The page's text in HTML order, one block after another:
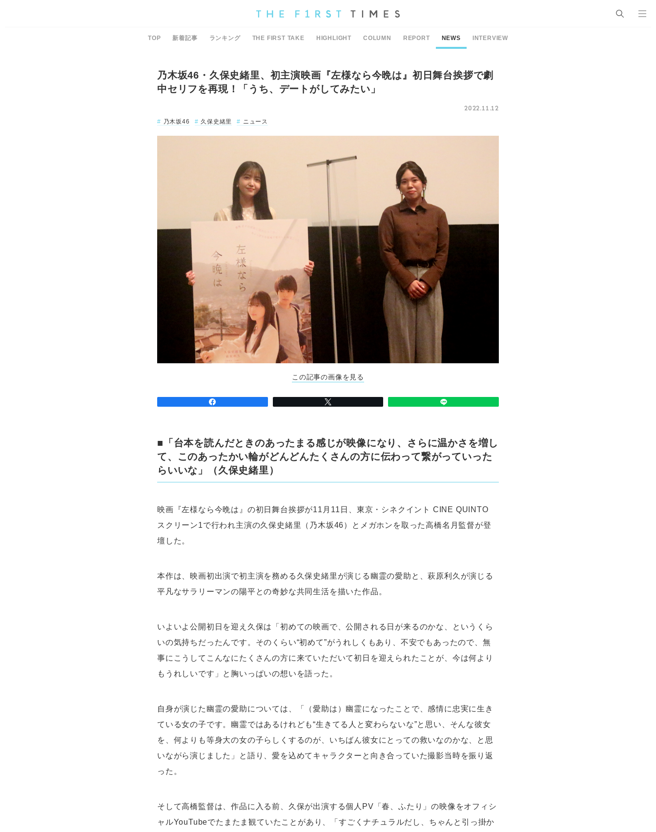
TOP 新着記事 ランキング THE FIRST TAKE HIGHLIGHT COLUMN REPORT NEWS INTERVIEW
乃木坂46・久保史緒里、初主演映画『左様なら今晩は』初日舞台挨拶で劇
中セリフを再現！「うち、デートがしてみたい」
2022.11.12
乃木坂46
久保史緒里 ニュース
この記事の画像を見る
■「台本を読んだときのあったまる感じが映像になり、さらに温かさを増し
て、このあったかい輪がどんどんたくさんの方に伝わって繋がっていった
らいいな」（久保史緒里）
映画『左様なら今晩は』の初日舞台挨拶が11月11日、東京・シネクイント CINE QUINTO
スクリーン1で行われ主演の久保史緒里（乃木坂46）とメガホンを取った高橋名月監督が登
壇した。
本作は、映画初出演で初主演を務める久保史緒里が演じる幽霊の愛助と、萩原利久が演じる
平凡なサラリーマンの陽平との奇妙な共同生活を描いた作品。
いよいよ公開初日を迎え久保は「初めての映画で、公開される日が来るのかな、というくら
いの気持ちだったんです。そのくらい“初めて”がうれしくもあり、不安でもあったので、無
事にこうしてこんなにたくさんの方に来ていただいて初日を迎えられたことが、今は何より
もうれしいです」と胸いっぱいの想いを語った。
自身が演じた幽霊の愛助については、「（愛助は）幽霊になったことで、感情に忠実に生き
ている女の子です。幽霊ではあるけれども“生きてる人と変わらないな”と思い、そんな彼女
を、何よりも等身大の女の子らしくするのが、いちばん彼女にとっての救いなのかな、と思
いながら演じました」と語り、愛を込めてキャラクターと向き合っていた撮影当時を振り返
った。
そして高橋監督は、作品に入る前、久保が出演する個人PV「春、ふたり」の映像をオフィシ
ャルYouTubeでたまたま観ていたことがあり、「すごくナチュラルだし、ちゃんと引っ掛か